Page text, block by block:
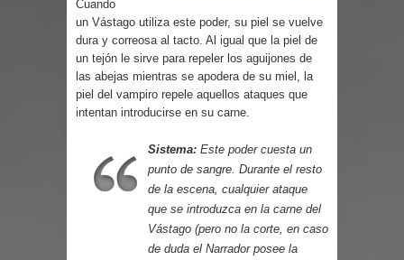
Cuando
un Vástago utiliza este poder, su piel se vuelve
dura y correosa al tacto. Al igual que la piel de
un tejón le sirve para repeler los aguijones de
las abejas mientras se apodera de su miel, la
piel del vampiro repele aquellos ataques que
intentan introducirse en su carne.
Sistema: Este poder cuesta un
punto de sangre. Durante el resto
de la escena, cualquier ataque
que se introduzca en la carne del
Vástago (pero no la corte, en caso
de duda el Narrador posee la